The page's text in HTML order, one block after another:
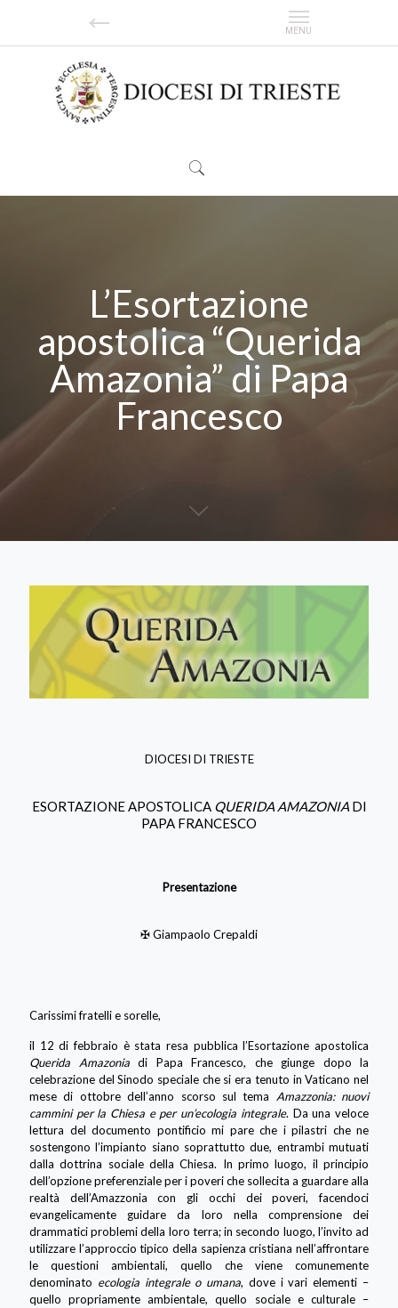
L’Esortazione
apostolica “Querida
Amazonia” di Papa
Francesco
DIOCESI DI TRIESTE
ESORTAZIONE APOSTOLICA QUERIDA AMAZONIA DI
PAPA FRANCESCO
Presentazione
✠ Giampaolo Crepaldi
Carissimi fratelli e sorelle,
il 12 di febbraio è stata resa pubblica l’Esortazione apostolica
Querida Amazoniadi Papa Francesco, che giunge dopo la
celebrazione del Sinodo speciale che si era tenuto in Vaticano nel
mese di ottobre dell’anno scorso sul tema Amazzonia: nuovi
cammini per la Chiesa e per un’ecologia integrale. Da una veloce
lettura del documento pontificio mi pare che i pilastri che ne
sostengono l’impianto siano soprattutto due, entrambi mutuati
dalla dottrina sociale della Chiesa. In primo luogo, il principio
dell’opzione preferenziale per i poveri che sollecita a guardare alla
realtà dell’Amazzonia con gli occhi dei poveri, facendoci
evangelicamente guidare da loro nella comprensione dei
drammatici problemi della loro terra; in secondo luogo, l’invito ad
utilizzare l’approccio tipico della sapienza cristiana nell’affrontare
le questioni ambientali, quello che viene comunemente
denominato ecologia integrale o umana, dove i vari elementi –
quello propriamente ambientale, quello sociale e culturale –